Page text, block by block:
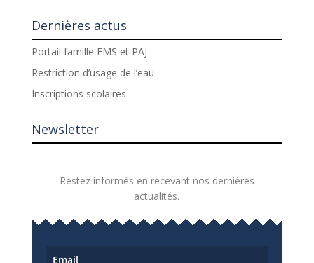
Dernières actus
Portail famille EMS et PAJ
Restriction d’usage de l’eau
Inscriptions scolaires
Newsletter
Restez informés en recevant nos dernières
actualités.